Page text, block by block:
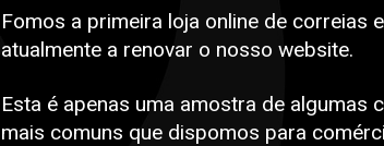
Fomos a primeira loja online de correias
atualmente a renovar o nosso website.
Esta é apenas uma amostra de algumas
mais comuns que dispomos para